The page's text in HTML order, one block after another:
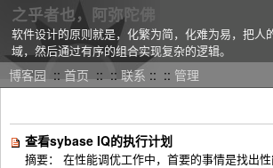
之乎者也，阿弥陀佛
软件设计的原则就是，化繁为简，化难为易，把人
域，然后通过有序的组合实现复杂的逻辑。
博客园 :: 首页 :: ::联系 :: :: 管理
查看sybase IQ的执行计划
摘要： 在性能调优工作中，首要的事情是找出